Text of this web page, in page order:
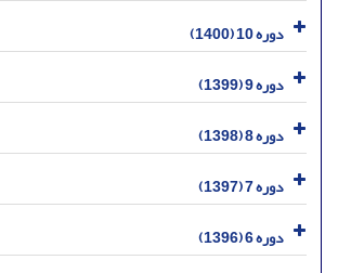
دوره 10 (1400)
دوره 9 (1399)
دوره 8 (1398)
دوره 7 (1397)
دوره 6 (1396)